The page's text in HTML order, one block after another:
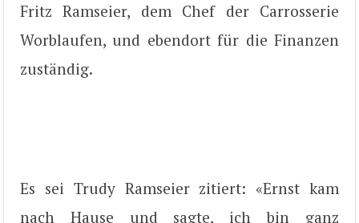
Fritz Ramseier, dem Chef der Carrosserie
Worblaufen, und ebendort für die Finanzen
zuständig.
Es sei Trudy Ramseier zitiert: «Ernst kam
nach Hause und sagte, ich bin ganz